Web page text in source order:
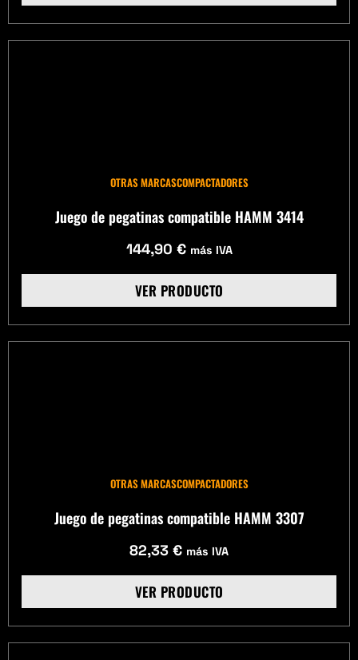
OTRAS MARCASCOMPACTADORES
Juego de pegatinas compatible HAMM 3414
144,90 € más IVA
VER PRODUCTO
OTRAS MARCASCOMPACTADORES
Juego de pegatinas compatible HAMM 3307
82,33 € más IVA
VER PRODUCTO